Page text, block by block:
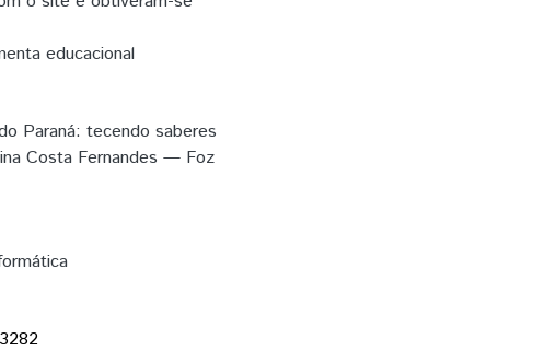
educacional
Paraná: tecendo saberes
Costa Fernandes — Foz